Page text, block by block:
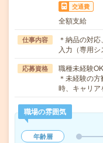
交通費
全額支給
仕事内容
＊納品の対
入力（専用
応募資格
職種未経験
＊未経験の
時、キャリ
職場の雰囲気
年齢層